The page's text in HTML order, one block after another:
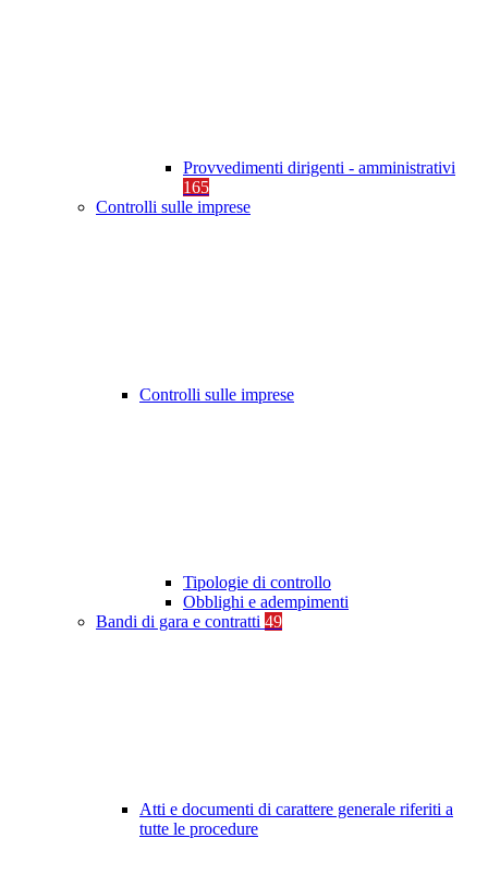
Provvedimenti dirigenti - amministrativi
165
Controlli sulle imprese
Controlli sulle imprese
Tipologie di controllo
Obblighi e adempimenti
Bandi di gara e contratti 49
Atti e documenti di carattere generale riferiti a
tutte le procedure